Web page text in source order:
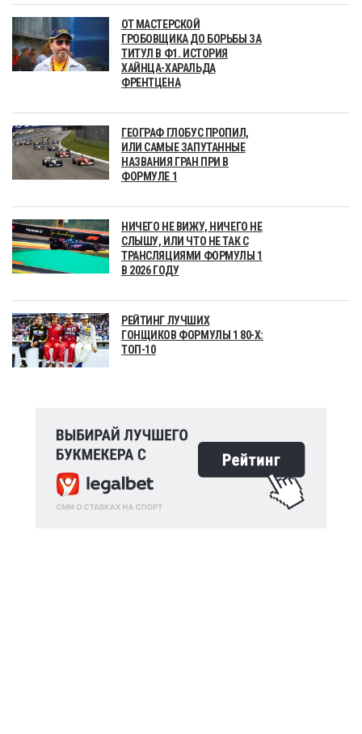
ОТ МАСТЕРСКОЙ
ГРОБОВЩИКА ДО БОРЬБЫ ЗА
ТИТУЛ В Ф1. ИСТОРИЯ
ХАЙНЦА-ХАРАЛЬДА
ФРЕНТЦЕНА
ГЕОГРАФ ГЛОБУС ПРОПИЛ,
ИЛИ САМЫЕ ЗАПУТАННЫЕ
НАЗВАНИЯ ГРАН ПРИ В
ФОРМУЛЕ 1
НИЧЕГО НЕ ВИЖУ, НИЧЕГО НЕ
СЛЫШУ, ИЛИ ЧТО НЕ ТАК С
ТРАНСЛЯЦИЯМИ ФОРМУЛЫ 1
В 2026 ГОДУ
РЕЙТИНГ ЛУЧШИХ
ГОНЩИКОВ ФОРМУЛЫ 1 80-Х:
ТОП-10